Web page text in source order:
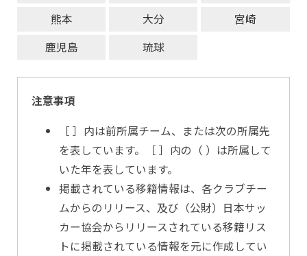
熊本
大分
宮崎
鹿児島
琉球
注意事項
［ ］内は前所属チーム、または次の所属先
を表しています。［ ］内の（ ）は所属して
いた年を表しています。
掲載されている移籍情報は、各クラブチー
ムからのリリース、及び（公財）日本サッ
カー協会からリリースされている移籍リス
トに掲載されている情報を元に作成してい